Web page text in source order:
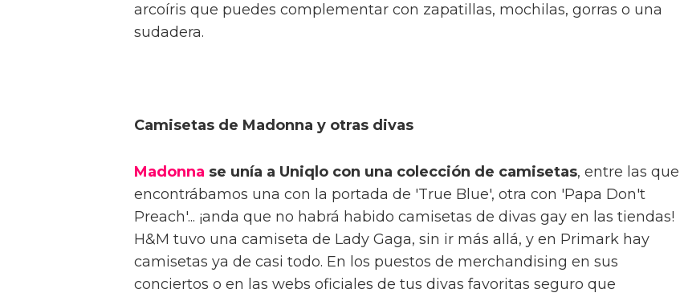
arcoíris que puedes complementar con zapatillas, mochilas, gorras o una
sudadera.
Camisetas de Madonna y otras divas
Madonna se unía a Uniqlo con una colección de camisetas, entre las que
encontrábamos una con la portada de 'True Blue', otra con 'Papa Don't
Preach'... ¡anda que no habrá habido camisetas de divas gay en las tiendas!
H&M tuvo una camiseta de Lady Gaga, sin ir más allá, y en Primark hay
camisetas ya de casi todo. En los puestos de merchandising en sus
conciertos o en las webs oficiales de tus divas favoritas seguro que